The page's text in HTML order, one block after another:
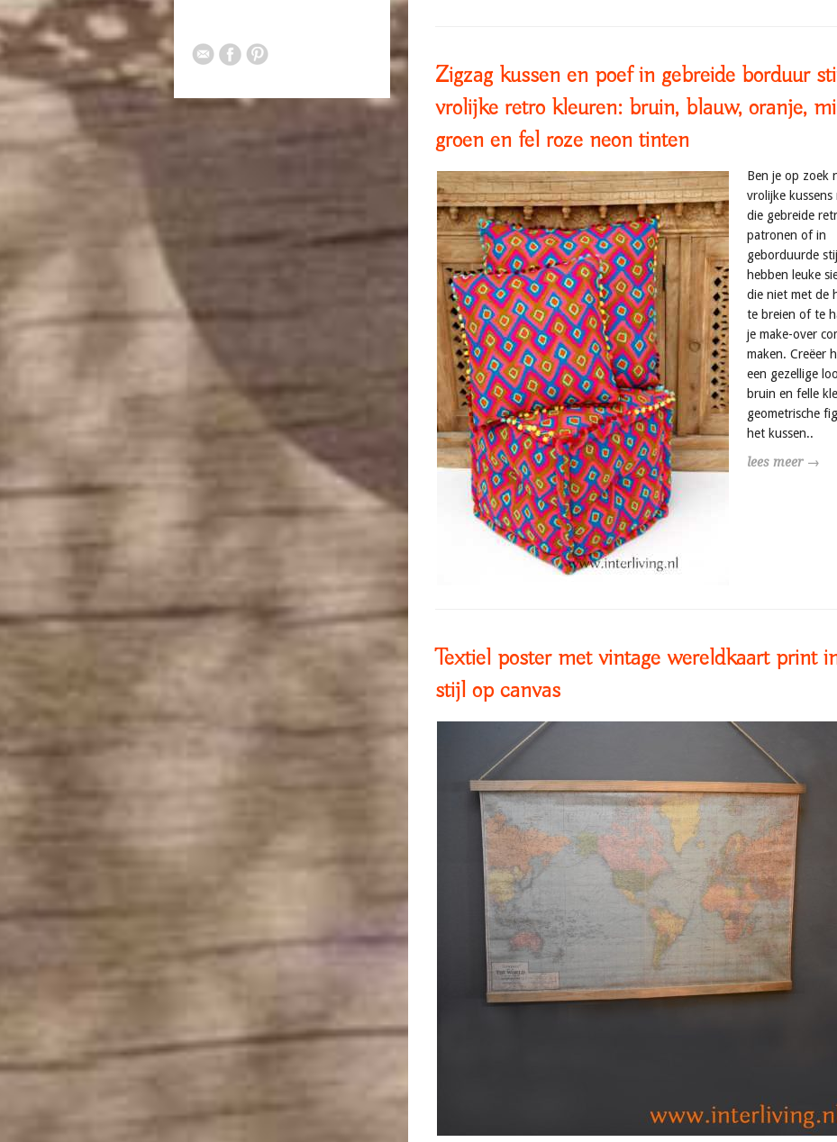
Zigzag kussen en poef in gebreide borduur
vrolijke retro kleuren: bruin, blauw, oranje,
groen en fel roze neon tinten
Ben je op zoek
vrolijke kussens
die gebreide
patronen of in
geborduurde
hebben leuke
die niet met de
te breien of te
je make-over
maken. Creëer
een gezellige
bruin en felle
geometrische
het kussen..
lees meer →
Textiel poster met vintage wereldkaart print
stijl op canvas